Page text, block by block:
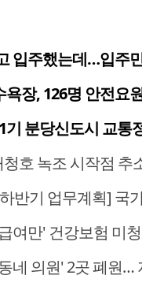
주했는데…입주민 "교육
욕장, 126명 안전요
기 분당신도시 교통
녹조 시작점 추소리 가보니…
획] 국가인재위원회 신설… 거점국립대 3곳
' 건강보험 미청구 의료기관
네 의원' 2곳 폐원… 지